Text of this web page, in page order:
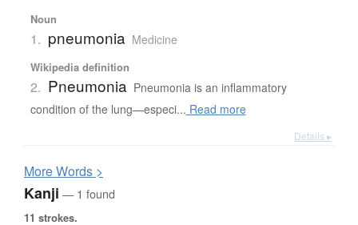
Noun
1. pneumonia Medicine
Wikipedia definition
2. Pneumonia Pneumonia is an inflammatory
condition of the lung—especi... Read more
Details ▸
MoreWords >
Kanji — 1 found
11 strokes.